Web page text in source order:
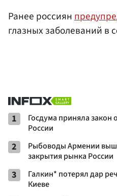
Ранее россиян
глазных заболеваний в
1
Госдума приняла закон
России
2
Рыбоводы Армении
закрытия рынка России
3
Галкин* потерял дар
Киеве